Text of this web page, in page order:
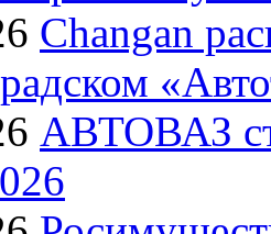
Changan
АВТОВАЗ